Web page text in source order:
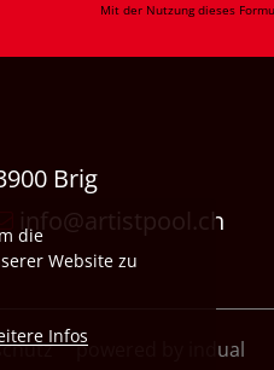
Mit der Nutzung dieses
Brig
info@artistpool.ch
powered by indual
die
Website zu
Infos